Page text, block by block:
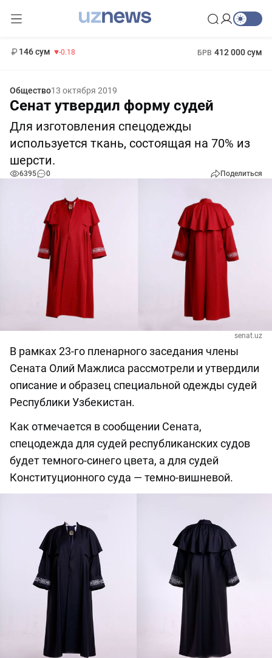
146 сум -0.18 БРВ 412 000 сум
Общество13 октября 2019
Сенат утвердил форму судей
Для изготовления спецодежды
используется ткань, состоящая на 70% из
шерсти.
6395 0 Поделиться
senat.uz
В рамках 23-го пленарного заседания члены
Сената Олий Мажлиса рассмотрели и утвердили
описание и образец специальной одежды судей
Республики Узбекистан.
Как отмечается в сообщении Сената,
спецодежда для судей республиканских судов
будет темного-синего цвета, а для судей
Конституционного суда — темно-вишневой.